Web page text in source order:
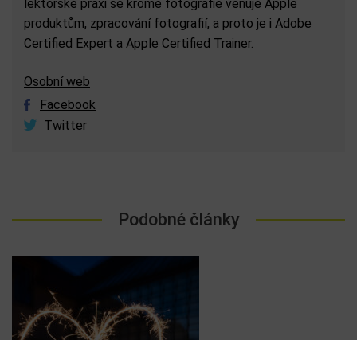
lektorské praxi se kromě fotografie věnuje Apple
produktům, zpracování fotografií, a proto je i Adobe
Certified Expert a Apple Certified Trainer.
Osobní web
Facebook
Twitter
Podobné články